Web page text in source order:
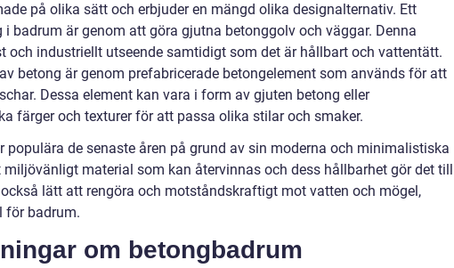
på olika sätt och erbjuder en mängd olika designalternativ. Ett
badrum är genom att göra gjutna betonggolv och väggar. Denna
och industriellt utseende samtidigt som det är hållbart och vattentätt.
betong är genom prefabricerade betongelement som används för att
Dessa element kan vara i form av gjuten betong eller
färger och texturer för att passa olika stilar och smaker.
populära de senaste åren på grund av sin moderna och minimalistiska
material som kan återvinnas och dess hållbarhet gör det till
lätt att rengöra och motståndskraftigt mot vatten och mögel,
för badrum.
om betongbadrum